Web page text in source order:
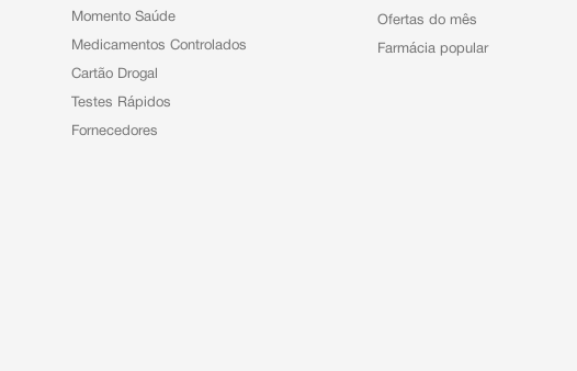
Momento Saúde
Medicamentos Controlados
Cartão Drogal
Testes Rápidos
Fornecedores
Ofertas do mês
Farmácia popular